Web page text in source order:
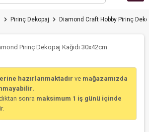
chevron_right Pirinç Dekopaj chevron_right Diamond Craft Hobby Pirinç
hazırlanmaktadır ve mağazamızda
sonra maksimum 1 iş günü içinde